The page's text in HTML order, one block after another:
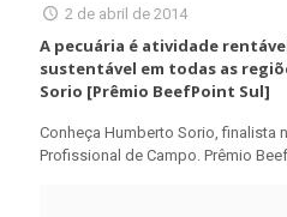
2 de abril de 2014
A pecuária é atividade
sustentável em todas as
Sorio [Prêmio BeefPoint Sul]
Conheça Humberto Sorio, finalista
Profissional de Campo. Prêmio